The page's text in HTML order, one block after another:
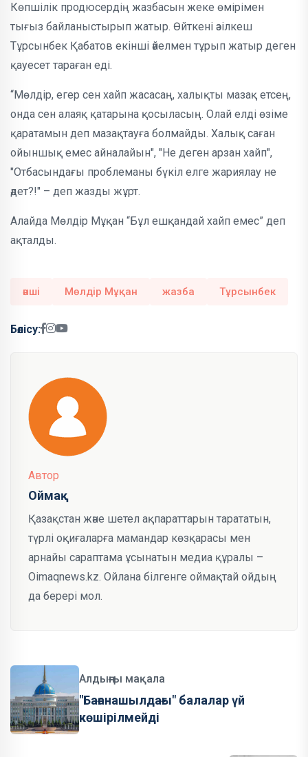
Көпшілік продюсердің жазбасын жеке өмірімен
тығыз байланыстырып жатыр. Өйткені әзілкеш
Тұрсынбек Қабатов екінші әйелмен тұрып жатыр деген
қауесет тараған еді.
“Мөлдір, егер сен хайп жасасаң, халықты мазақ етсең,
онда сен алаяқ қатарына қосыласың. Олай елді өзіме
қаратамын деп мазақтауға болмайды. Халық саған
ойыншық емес айналайын", "Не деген арзан хайп",
"Отбасындағы проблеманы бүкіл елге жариялау не
әдет?!" – деп жазды жұрт.
Алайда Мөлдір Мұқан “Бұл ешқандай хайп емес” деп
ақталды.
әнші Мөлдір Мұқан жазба Тұрсынбек
Бөлісу:
Автор
Оймақ
Қазақстан және шетел ақпараттарын тарататын,
түрлі оқиғаларға мамандар көзқарасы мен
арнайы сараптама ұсынатын медиа құралы –
Oimaqnews.kz. Ойлана білгенге оймақтай ойдың
да берері мол.
Алдыңғы мақала
"Бағанашылдағы" балалар үй
көшірілмейді